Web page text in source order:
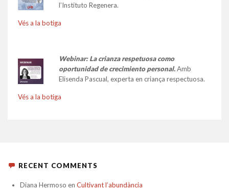
l’Instituto Regenera.
Vés a la botiga
Webinar: La crianza respetuosa como
oportunidad de crecimiento personal.Amb
Elisenda Pascual, experta en criança respectuosa.
Vés a la botiga
RECENT COMMENTS
Diana Hermoso en Cultivant l’abundància